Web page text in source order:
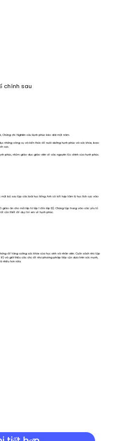
chính sau
chỉ Nghiên cứu Hạnh phúc kéo dài một năm.
những công cụ và kiến thức để nuôi dưỡng hạnh phúc và sức khỏe, bao
cực.
phúc, nhằm giáo dục giáo viên về các nguyên tắc chính của hạnh phúc.
bộ sưu tập các bài học tiếng Anh có kết hợp tâm lý học tích cực vào
án cho mỗi lớp từ lớp 1 đến lớp 12). Chúng tập trung vào các yếu tố
cần thiết để dạy trẻ em về hạnh phúc.
để tăng cường sức khỏe của học sinh và nhân viên. Cuốn sách nhỏ tập
và giới thiệu các chủ đề như phương pháp tiếp cận dựa trên sức mạnh,
nhiều hơn nữa.